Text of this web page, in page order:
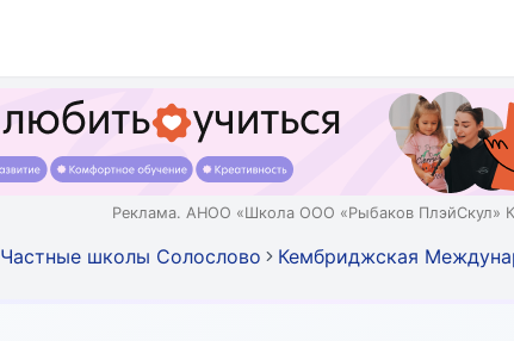
Реклама. АНОО «Школа ООО «Рыбаков ПлэйСкул»
Частные школы Солослово Кембриджская